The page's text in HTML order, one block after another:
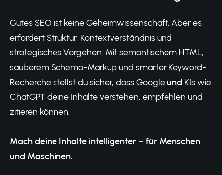
Gutes SEO ist keine Geheimwissenschaft. Aber es
erfordert Struktur, Kontextverständnis und
strategisches Vorgehen. Mit semantischem HTML,
sauberem Schema-Markup und smarter Keyword-
Recherche stellst du sicher, dass Googleund KIs wie
ChatGPT deine Inhalte verstehen, empfehlen und
zitieren können.
Mach deine Inhalte intelligenter – für Menschen
und Maschinen.